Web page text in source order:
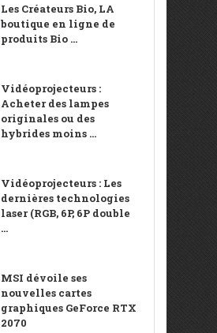
Les Créateurs Bio, LA
boutique en ligne de
produits Bio ...
Vidéoprojecteurs :
Acheter des lampes
originales ou des
hybrides moins ...
Vidéoprojecteurs : Les
dernières technologies
laser (RGB, 6P, 6P double
...
MSI dévoile ses
nouvelles cartes
graphiques GeForce RTX
2070